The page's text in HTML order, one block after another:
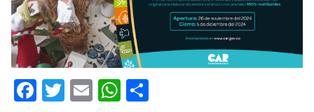
Facebook
Twitter
EmailWhatsApp